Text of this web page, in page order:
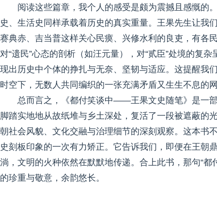
阅读这些篇章，我个人的感受是颇为震撼且感慨的
史、生活史同样承载着历史的真实重量。王果先生让我
赛典赤、吉当普这样关心民瘼、兴修水利的良吏，有各
对“遗民”心态的剖析（如汪元量），对“贰臣”处境的复
现出历史中个体的挣扎与无奈、坚韧与适应。这提醒我
时空下，无数人共同编织的一张充满矛盾又生生不息的
总而言之，《都付笑谈中——王果文史随笔》是一
脚踏实地地从故纸堆与乡土深处，复活了一段被遮蔽的
朝社会风貌、文化交融与治理细节的深刻观察。这本书
史刻板印象的一次有力矫正。它告诉我们，即便在王朝
淌，文明的火种依然在默默地传递。合上此书，那句“
的珍重与敬意，余韵悠长。